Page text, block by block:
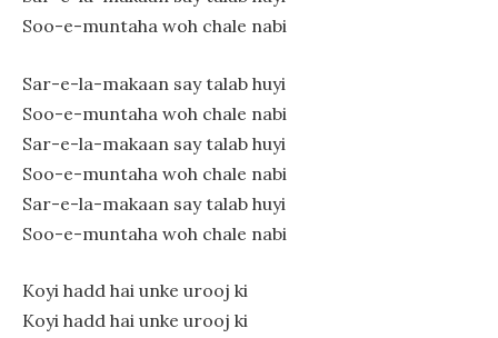
Soo-e-muntaha woh chale nabi
Sar-e-la-makaan say talab huyi
Soo-e-muntaha woh chale nabi
Sar-e-la-makaan say talab huyi
Soo-e-muntaha woh chale nabi
Sar-e-la-makaan say talab huyi
Soo-e-muntaha woh chale nabi
Koyi hadd hai unke urooj ki
Koyi hadd hai unke urooj ki